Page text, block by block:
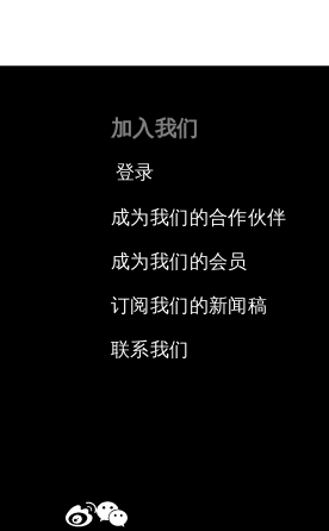
加入我们
登录
成为我们的合作伙伴
成为我们的会员
订阅我们的新闻稿
联系我们